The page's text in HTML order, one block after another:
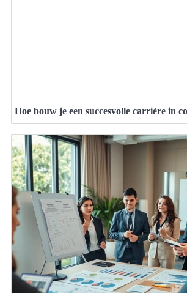
Hoe bouw je een succesvolle carrière in